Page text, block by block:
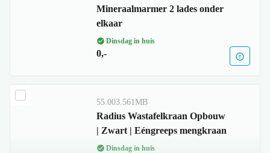
Mineraalmarmer 2 lades onder
elkaar
Dinsdag in huis
0,-
55.003.561MB
Radius Wastafelkraan Opbouw
| Zwart | Eéngreeps mengkraan
Dinsdag in huis